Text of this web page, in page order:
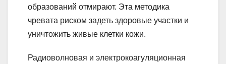
образований отмирают. Эта методика
чревата риском задеть здоровые участки и
уничтожить живые клетки кожи.
Радиоволновая и электрокоагуляционная